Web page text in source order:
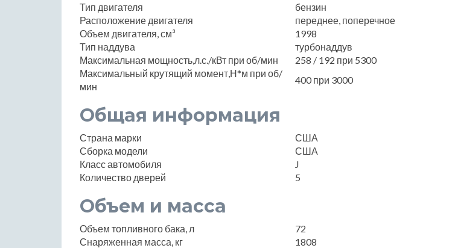
Тип двигателя
бензин
Расположение двигателя
переднее, поперечное
Объем двигателя, см³
1998
Тип наддува
турбонаддув
Максимальная мощность,л.с./кВт при об/мин
258 / 192 при 5300
Максимальный крутящий момент,Н*м при об/
мин
400 при 3000
Общая информация
Страна марки
США
Сборка модели
США
Класс автомобиля
J
Количество дверей
5
Объем и масса
Объем топливного бака, л
72
Снаряженная масса, кг
1808